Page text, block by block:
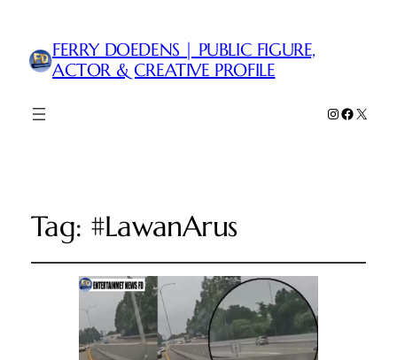
FERRY DOEDENS | PUBLIC FIGURE,
ACTOR & CREATIVE PROFILE
Instagram
Facebook
X
Tag: #LawanArus